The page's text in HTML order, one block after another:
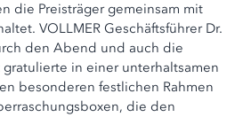
die Preisträger gemeinsam mit
VOLLMER Geschäftsführer Dr.
den Abend und auch die
gratulierte in einer unterhaltsamen
besonderen festlichen Rahmen
die den